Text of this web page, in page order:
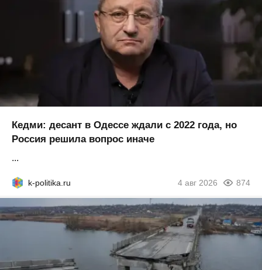
Кедми: десант в Одессе ждали с 2022 года, но
Россия решила вопрос иначе
...
k-politika.ru 4 авг 2026 874